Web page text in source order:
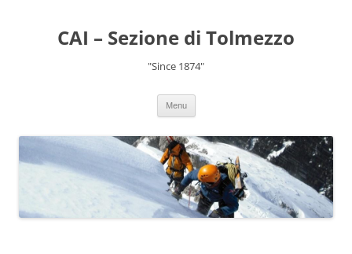
CAI – Sezione di Tolmezzo
"Since 1874"
Menu